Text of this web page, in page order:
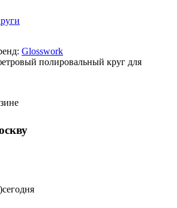
Glosswork
полировальный круг для
сегодня